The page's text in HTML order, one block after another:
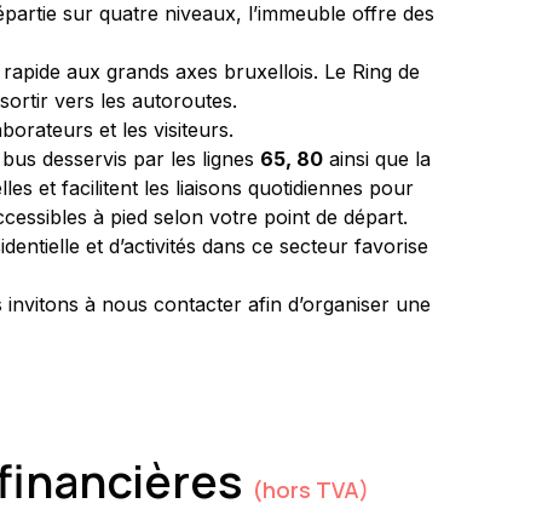
sur quatre niveaux, l’immeuble offre des
aux grands axes bruxellois. Le Ring de
vers les autoroutes.
et les visiteurs.
desservis par les lignes 65, 80 ainsi que la
et facilitent les liaisons quotidiennes pour
à pied selon votre point de départ.
et d’activités dans ce secteur favorise
à nous contacter afin d’organiser une
(hors TVA)